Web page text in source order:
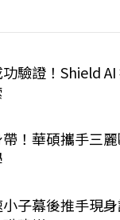
驗證！Shield
！華碩攜手三
子幕後推手現